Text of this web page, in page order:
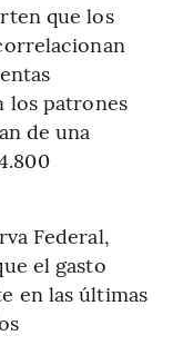
que los
los patrones
de una
Federal,
el gasto
en las últimas